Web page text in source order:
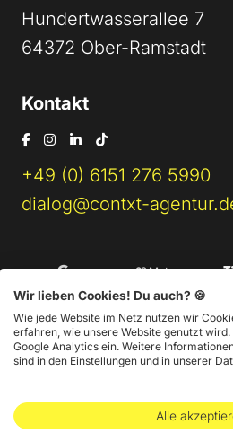
Hundertwasserallee 7
64372 Ober-Ramstadt
Kontakt
+49 (0) 6151 276 5990
dialog@contxt-
@ 2026 CONTXT Online-
ImpressumAGB
Wir lieben Cookies! Du auch? 🍪
Wie jede Website im Netz nutzen wir
erfahren, wie unsere Website genutzt
Google Analytics ein. Weitere
sind in den Einstellungen und in unserer
Alle